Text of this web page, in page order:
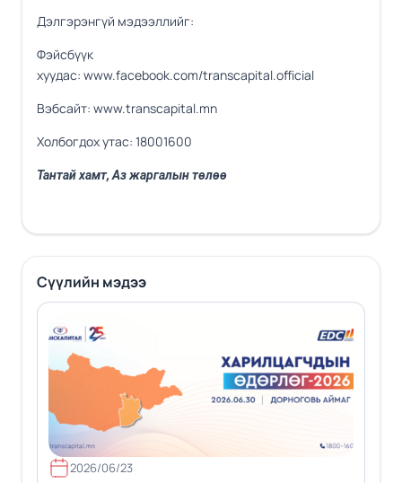
Дэлгэрэнгүй мэдээллийг:
Фэйсбүүк
хуудас: www.facebook.com/transcapital.official
Вэбсайт: www.transcapital.mn
Холбогдох утас: 18001600
Тантай хамт, Аз жаргалын төлөө
Сүүлийн мэдээ
2026/06/23